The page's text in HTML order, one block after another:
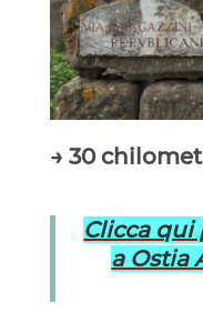
→ 30
Clicca
a Ostia